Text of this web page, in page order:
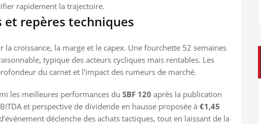
rapidement la trajectoire.
et repères techniques
croissance, la marge et le capex. Une fourchette 52 semaines
typique des acteurs cycliques mais rentables. Les
du carnet et l’impact des rumeurs de marché.
les meilleures performances du SBF 120 après la publication
et perspective de dividende en hausse proposée à €1,45
déclenche des achats tactiques, tout en laissant de la